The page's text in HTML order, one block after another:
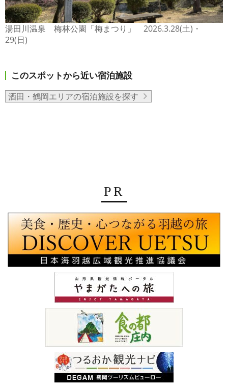
湯田川温泉 梅林公園「梅まつり」 2026.3.28(土)・
29(日)
このスポットから近い宿泊施設
酒田・鶴岡エリアの宿泊施設を探す
PR